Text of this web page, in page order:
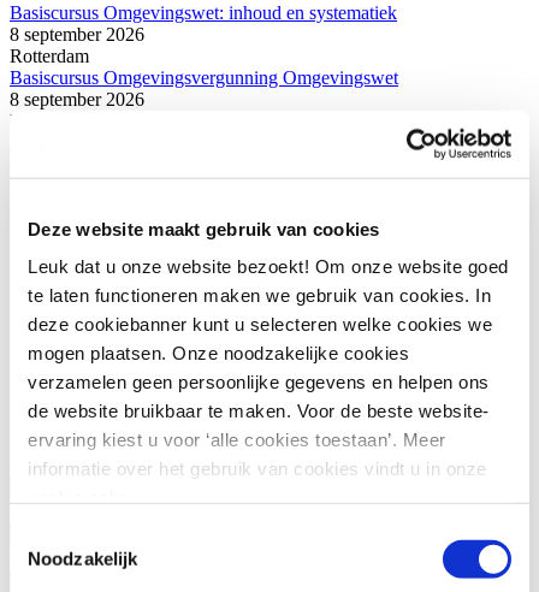
Deze website maakt gebruik van cookies
Leuk dat u onze website bezoekt! Om onze website goed
te laten functioneren maken we gebruik van cookies. In
deze cookiebanner kunt u selecteren welke cookies we
mogen plaatsen. Onze noodzakelijke cookies
verzamelen geen persoonlijke gegevens en helpen ons
de website bruikbaar te maken. Voor de beste website-
ervaring kiest u voor ‘alle cookies toestaan’. Meer
informatie over het gebruik van cookies vindt u in onze
Noodzakelijk
Basiscursus Omgevingswet: inhoud en systematiek
8 september 2026
Rotterdam
Basiscursus Omgevingsvergunning Omgevingswet
8 september 2026
Utrecht
ABW1 Omgevingswet (Ambtenaar Bouw- en Woningtoezicht)
Utrecht
Meer weten?
Heb je nog vragen of wil je deze cursus incompany volgen?
Of wil je persoonlijk studieadvies? We vertellen je graag wat de
mogelijkheden zijn. Via onderstaand contactformulier kun je contact
opnemen met onze klantenservice of ons salesteam. Wil je direct
contact met de betreffende programmamanager? Bekijk dan de
contactgegevens rechts.
Voornaam(Vereist)
Organisatie(Vereist)